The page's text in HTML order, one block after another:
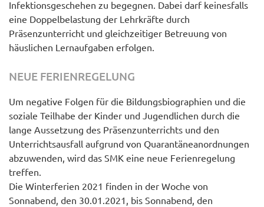
Infektionsgeschehen zu begegnen. Dabei darf keinesfalls
eine Doppelbelastung der Lehrkräfte durch
Präsenzunterricht und gleichzeitiger Betreuung von
häuslichen Lernaufgaben erfolgen.
NEUE FERIENREGELUNG
Um negative Folgen für die Bildungsbiographien und die
soziale Teilhabe der Kinder und Jugendlichen durch die
lange Aussetzung des Präsenzunterrichts und den
Unterrichtsausfall aufgrund von Quarantäneanordnungen
abzuwenden, wird das SMK eine neue Ferienregelung
treffen.
Die Winterferien 2021 finden in der Woche von
Sonnabend, den 30.01.2021, bis Sonnabend, den